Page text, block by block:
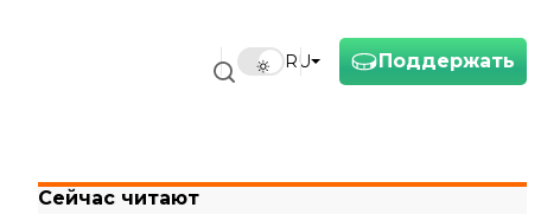
Поддержать
RU
Сейчас читают